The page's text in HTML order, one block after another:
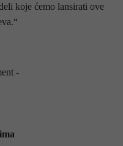
koje ćemo lansirati ove
-